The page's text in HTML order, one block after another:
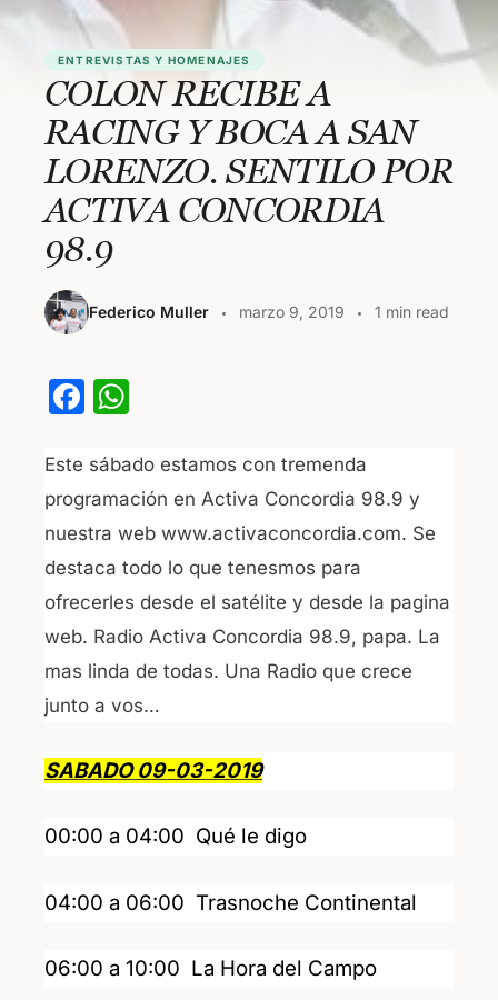
ENTREVISTAS Y HOMENAJES
COLON RECIBE A
RACING Y BOCA A SAN
LORENZO. SENTILO POR
ACTIVA CONCORDIA
98.9
Federico Muller marzo 9, 2019 1 min read
F
c
e
b
o
o
k
at
s
A
p
p
Este sábado estamos con tremenda
programación en Activa Concordia 98.9 y
nuestra web www.activaconcordia.com. Se
destaca todo lo que tenesmos para
ofrecerles desde el satélite y desde la pagina
web. Radio Activa Concordia 98.9, papa. La
mas linda de todas. Una Radio que crece
junto a vos…
SABADO 09-03-2019
00:00 a 04:00 Qué le digo
04:00 a 06:00 Trasnoche Continental
06:00 a 10:00 La Hora del Campo